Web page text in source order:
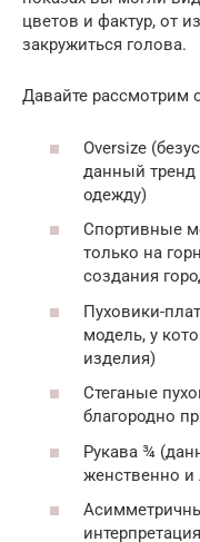
цветов и фактур, от
закружиться голова.
Давайте рассмотрим
Oversize
данный тренд
одежду)
Спортивные
только на
создания
Пуховики-
модель, у
изделия)
Стеганые
благородно
Рукава ¾
женственно и